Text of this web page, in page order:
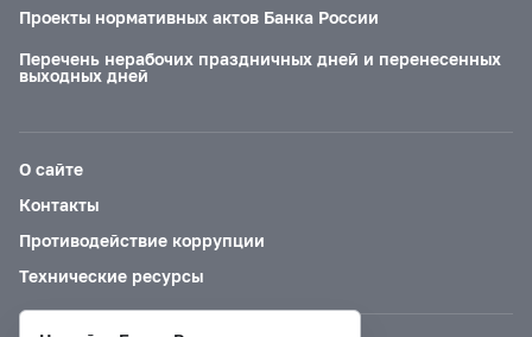
Проекты нормативных актов Банка России
Перечень нерабочих праздничных дней и перенесенных
выходных дней
О сайте
Контакты
Противодействие коррупции
Технические ресурсы